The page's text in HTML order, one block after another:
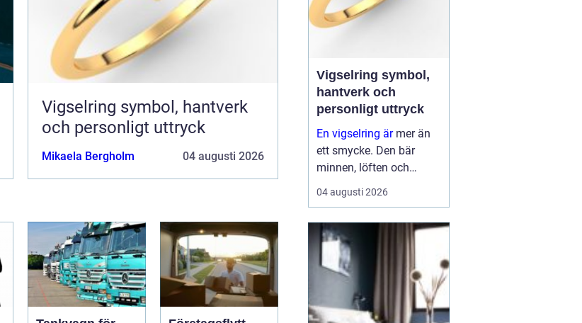
Vigselring symbol, hantverk
och personligt uttryck
Mikaela Bergholm 04 augusti 2026
Vigselring symbol,
hantverk och
personligt uttryck
En vigselring ärmer än
ett smycke. Den bär
minnen, löften och
förhoppningar om
framtiden. Formen är
djup. Samtidigt ska
ringen fungera i vard...
04 augusti 2026